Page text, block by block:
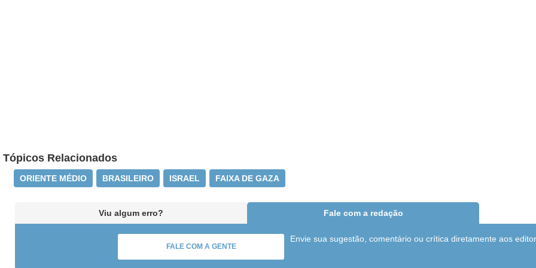
Tópicos Relacionados
ORIENTE MÉDIO BRASILEIRO ISRAEL FAIXA DE GAZA
Viu algum erro? Fale com a redação
FALE COM A GENTE
Envie sua sugestão, comentário ou crítica diretamente aos